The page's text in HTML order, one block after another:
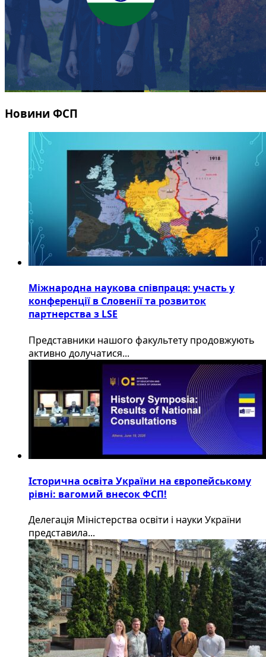
Новини ФСП
Міжнародна наукова співпраця: участь у
конференції в Словенії та розвиток
партнерства з LSE
​Представники нашого факультету продовжують
активно долучатися...
Історична освіта України на європейському
рівні: вагомий внесок ФСП!
Делегація Міністерства освіти і науки України
представила...